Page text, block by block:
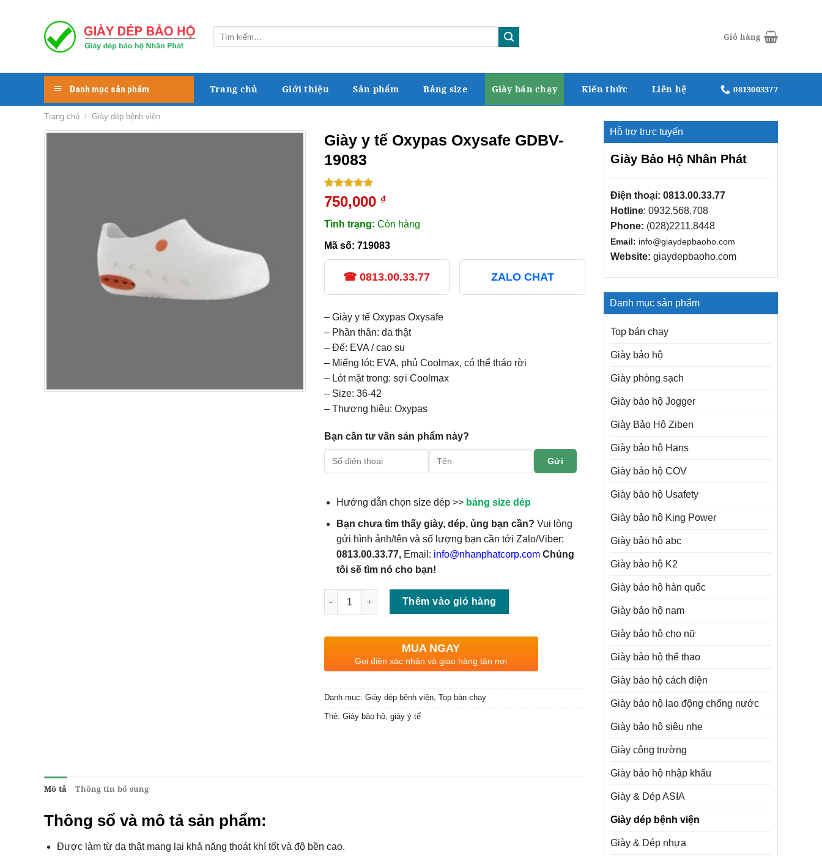
Giỏ hàng
Danh mục sản phẩm Trang chủ Giới thiệu Sản phẩm Bảng size Giày bán chạy Kiến thức Liên hệ 0813003377
Trang chủ / Giày dép bệnh viện
Hỗ trợ trực tuyến
Giày Bảo Hộ Nhân Phát
Điện thoại: 0813.00.33.77
Hotline: 0932.568.708
Phone: (028)2211.8448
Email: info@giaydepbaoho.com
Website: giaydepbaoho.com
Danh mục sản phẩm
Top bán chạy
Giày bảo hộ
Giày phòng sạch
Giày bảo hộ Jogger
Giày Bảo Hộ Ziben
Giày bảo hộ Hans
Giày bảo hộ COV
Giày bảo hộ Usafety
Giày bảo hộ King Power
Giày bảo hộ abc
Giày bảo hộ K2
Giày bảo hộ hàn quốc
Giày bảo hộ nam
Giày bảo hộ cho nữ
Giày bảo hộ thể thao
Giày bảo hộ cách điện
Giày bảo hộ lao động chống nước
Giày bảo hộ siêu nhẹ
Giày công trường
Giày bảo hộ nhập khẩu
Giày & Dép ASIA
Giày dép bệnh viện
Giày & Dép nhựa
Giày y tế Oxypas Oxysafe GDBV-
19083
5.00trên 5
dựa trên
1
750,000 ₫
Tình trạng: Còn hàng
Mã số: 719083
☎ 0813.00.33.77 ZALO CHAT
– Giày y tế Oxypas Oxysafe
– Phần thân: da thật
– Đế: EVA / cao su
– Miếng lót: EVA, phủ Coolmax, có thể tháo rời
– Lót mặt trong: sợi Coolmax
– Size: 36-42
– Thương hiệu: Oxypas
Bạn cần tư vấn sản phẩm này?
Gửi
Hướng dẫn chọn size dép >> bảng size dép
Bạn chưa tìm thấy giày, dép, ủng bạn cần?Vui lòng
gửi hình ảnh/tên và số lượng bạn cần tới Zalo/Viber:
0813.00.33.77, Email: info@nhanphatcorp.com Chúng
tôi sẽ tìm nó cho bạn!
Số lượng
Thêm vào giỏ hàng
MUA NGAY
Gọi điện xác nhận và giao hàng tận nơi
Danh mục: Giày dép bệnh viện, Top bán chạy
Thẻ: Giày bảo hộ, giày ý tế
Mô tả Thông tin bổ sung
Thông số và mô tả sản phẩm:
Được làm từ da thật mang lại khả năng thoát khí tốt và độ bền cao.